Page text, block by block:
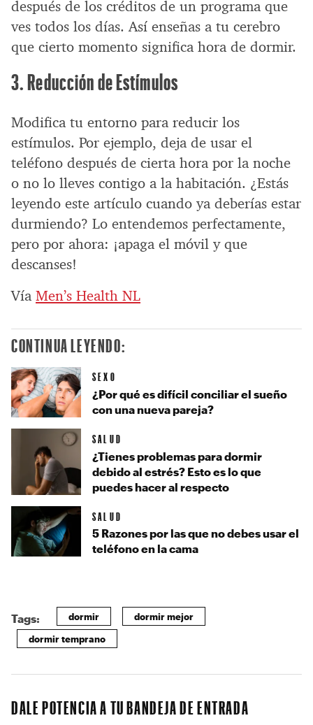
después de los créditos de un programa que
ves todos los días. Así enseñas a tu cerebro
que cierto momento significa hora de dormir.
3. Reducción de Estímulos
Modifica tu entorno para reducir los
estímulos. Por ejemplo, deja de usar el
teléfono después de cierta hora por la noche
o no lo lleves contigo a la habitación. ¿Estás
leyendo este artículo cuando ya deberías estar
durmiendo? Lo entendemos perfectamente,
pero por ahora: ¡apaga el móvil y que
descanses!
Vía Men’s Health NL
CONTINUA LEYENDO:
SEXO
¿Por qué es difícil conciliar el sueño
con una nueva pareja?
SALUD
¿Tienes problemas para dormir
debido al estrés? Esto es lo que
puedes hacer al respecto
SALUD
5 Razones por las que no debes usar el
teléfono en la cama
Tags: dormir dormir mejor
dormir temprano
DALE POTENCIA A TU BANDEJA DE ENTRADA